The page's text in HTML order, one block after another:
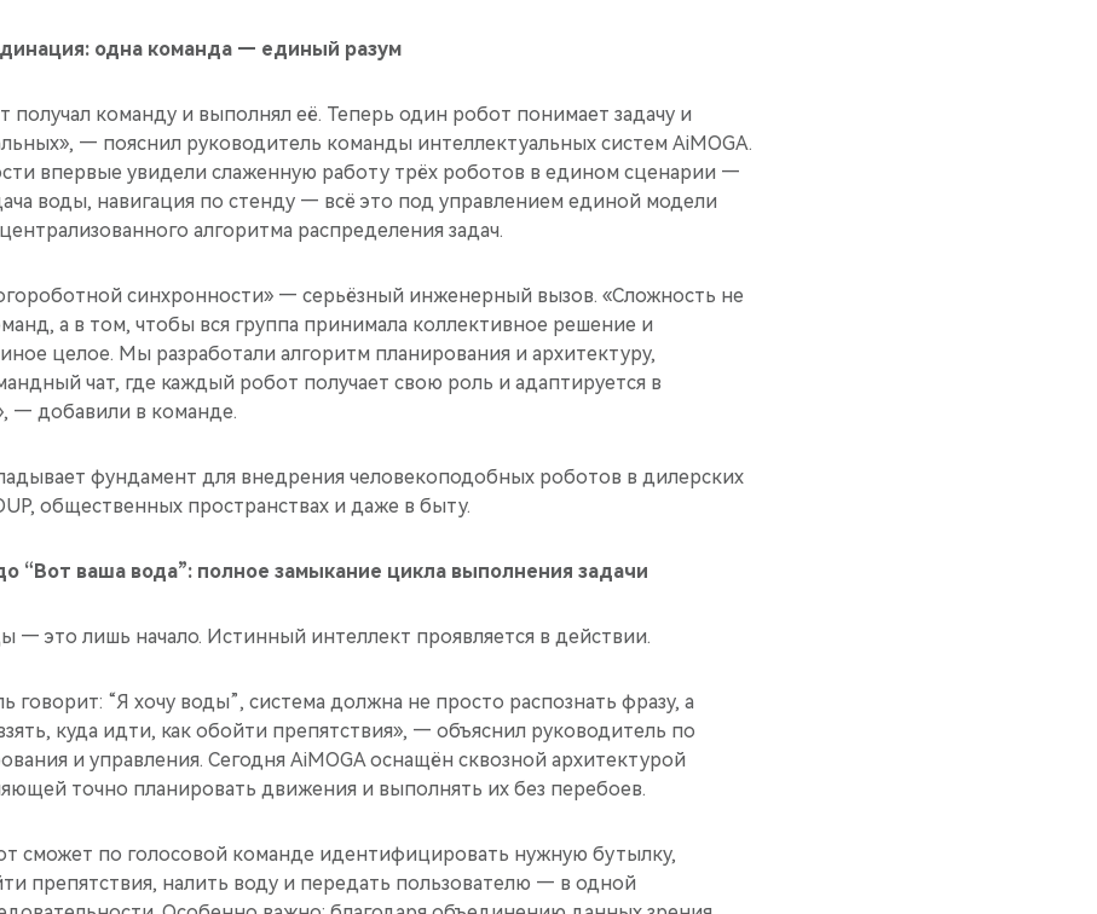
одна команда — единый разум
получал команду и выполнял её. Теперь один робот понимает задачу и
— пояснил руководитель команды интеллектуальных систем AiMOGA.
впервые увидели слаженную работу трёх роботов в едином сценарии —
воды, навигация по стенду — всё это под управлением единой модели
алгоритма распределения задач.
синхронности» — серьёзный инженерный вызов. «Сложность не
а в том, чтобы вся группа принимала коллективное решение и
целое. Мы разработали алгоритм планирования и архитектуру,
чат, где каждый робот получает свою роль и адаптируется в
— добавили в команде.
фундамент для внедрения человекоподобных роботов в дилерских
общественных пространствах и даже в быту.
“Вот ваша вода”: полное замыкание цикла выполнения задачи
— это лишь начало. Истинный интеллект проявляется в действии.
говорит: “Я хочу воды”, система должна не просто распознать фразу, а
куда идти, как обойти препятствия», — объяснил руководитель по
и управления. Сегодня AiMOGA оснащён сквозной архитектурой
точно планировать движения и выполнять их без перебоев.
сможет по голосовой команде идентифицировать нужную бутылку,
препятствия, налить воду и передать пользователю — в одной